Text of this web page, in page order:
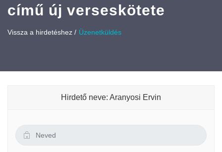
című új verseskötete
Vissza a hirdetéshez / Üzenetküldés
Hirdető neve: Aranyosi Ervin